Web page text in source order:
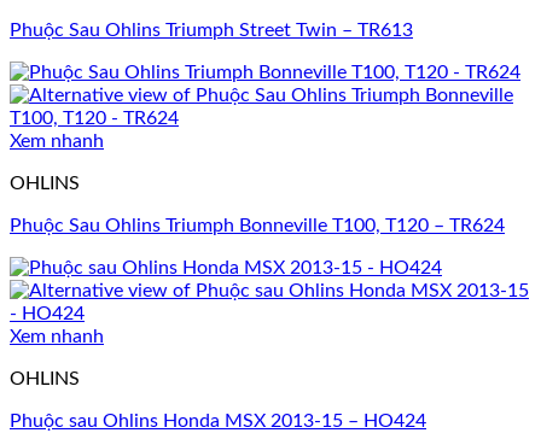
Phuộc Sau Ohlins Triumph Street Twin – TR613
Xem nhanh
OHLINS
Phuộc Sau Ohlins Triumph Bonneville T100, T120 – TR624
Xem nhanh
OHLINS
Phuộc sau Ohlins Honda MSX 2013-15 – HO424